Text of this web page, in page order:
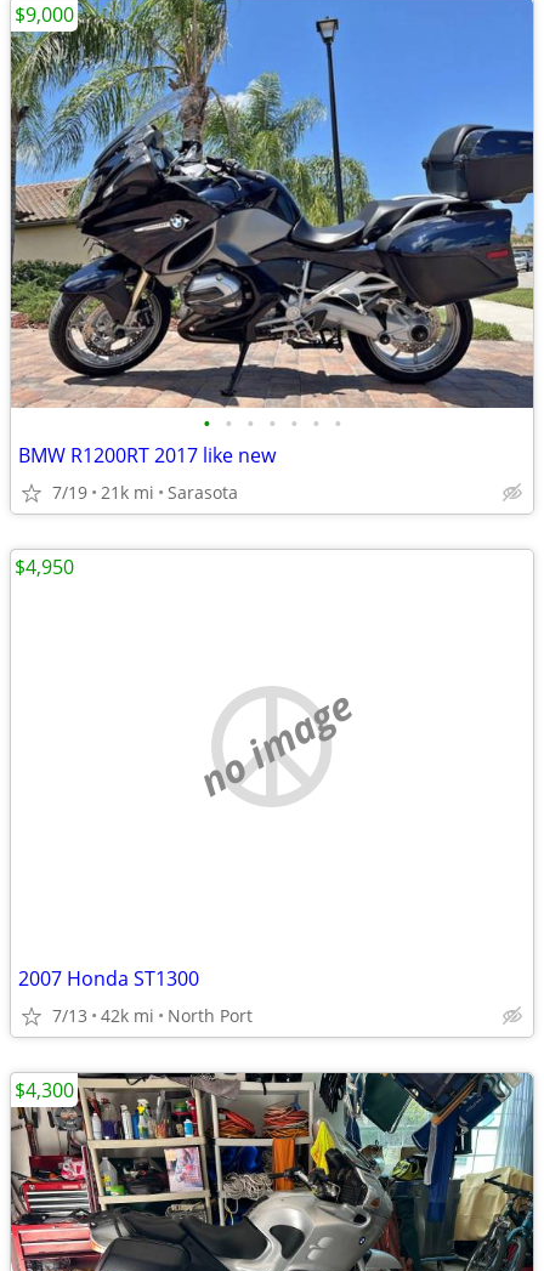
• • • • • • •
BMW R1200RT 2017 like new
7/19 21k mi Sarasota
$9,000
no image
2007 Honda ST1300
7/13 42k mi North Port
$4,950
$4,300